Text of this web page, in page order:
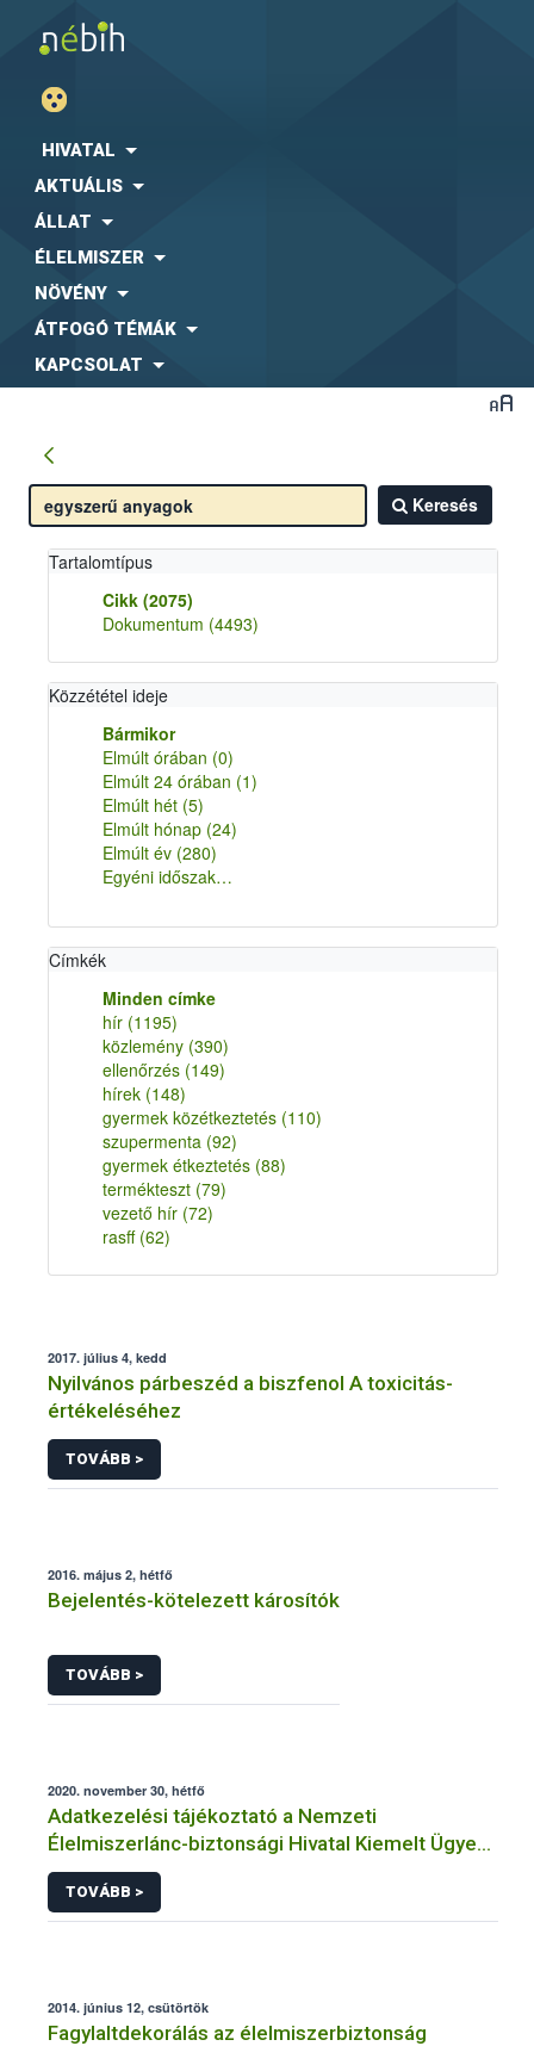
HIVATAL
AKTUÁLIS
ÁLLAT
ÉLELMISZER
NÖVÉNY
ÁTFOGÓ TÉMÁK
KAPCSOLAT
Keresés
Tartalomtípus
Cikk (2075)
Dokumentum (4493)
Közzététel ideje
Bármikor
Elmúlt órában (0)
Elmúlt 24 órában (1)
Elmúlt hét (5)
Elmúlt hónap (24)
Elmúlt év (280)
Egyéni időszak…
Címkék
Minden címke
hír (1195)
közlemény (390)
ellenőrzés (149)
hírek (148)
gyermek közétkeztetés (110)
szupermenta (92)
gyermek étkeztetés (88)
termékteszt (79)
vezető hír (72)
rasff (62)
2017. július 4, kedd
Nyilvános párbeszéd a biszfenol A toxicitás-
értékeléséhez
TOVÁBB >
2016. május 2, hétfő
Bejelentés-kötelezett károsítók
TOVÁBB >
2020. november 30, hétfő
Adatkezelési tájékoztató a Nemzeti
Élelmiszerlánc-biztonsági Hivatal Kiemelt Ügyek
Igazgatóság faanyag kereskedelemhez
kapcsolódó adatkezeléséhez
TOVÁBB >
2014. június 12, csütörtök
Fagylaltdekorálás az élelmiszerbiztonság